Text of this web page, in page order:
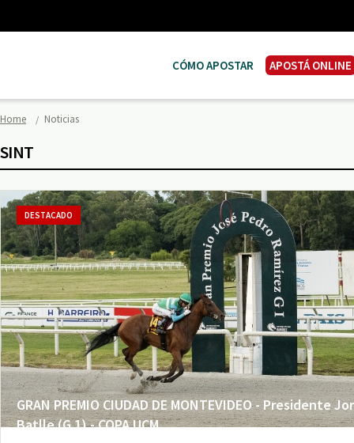
CÓMO APOSTAR APOSTÁ ONLINE
Home Noticias
SINT
GRAN PREMIO CIUDAD DE MONTEVIDEO - Presidente
Batlle (G 1) - COPA UCM
DESTACADO